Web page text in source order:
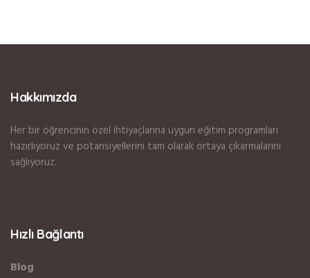
Hakkımızda
Her bir öğrencinin özel ihtiyaçlarına uygun eğitim programları
hazırlıyoruz ve potansiyellerini tam olarak ortaya çıkarmalarını
sağlıyoruz.
Hızlı Bağlantı
Blog